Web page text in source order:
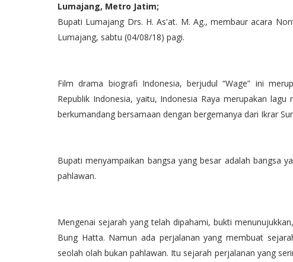
Lumajang, Metro Jatim;
Bupati Lumajang Drs. H. As'at. M. Ag., membaur acara
Lumajang, sabtu (04/08/18) pagi.
Film drama biografi Indonesia, berjudul “Wage” ini
Republik Indonesia, yaitu, Indonesia Raya merupakan
berkumandang bersamaan dengan bergemanya dari Ikrar
Bupati menyampaikan bangsa yang besar adalah bangsa
pahlawan.
Mengenai sejarah yang telah dipahami, bukti
Bung Hatta. Namun ada perjalanan yang membuat
seolah olah bukan pahlawan. Itu sejarah perjalanan yang